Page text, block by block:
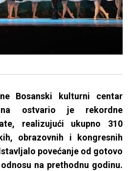
Bosanski kulturni centar
ostvario je rekordne
realizujući ukupno 310
obrazovnih i kongresnih
povećanje od gotovo
na prethodnu godinu.